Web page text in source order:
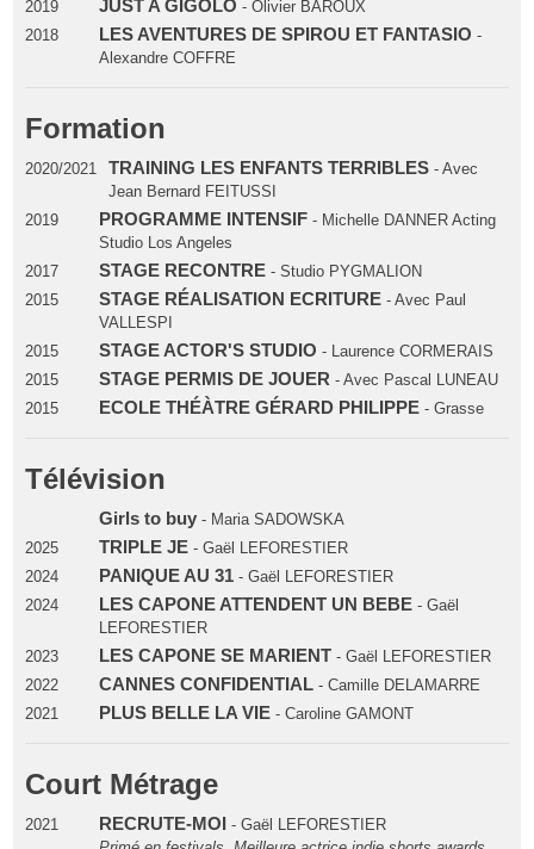
2019
JUST A GIGOLO - Olivier BAROUX
2018
LES AVENTURES DE SPIROU ET FANTASIO -
Alexandre COFFRE
Formation
2020/2021 TRAINING LES ENFANTS TERRIBLES - Avec
Jean Bernard FEITUSSI
2019
PROGRAMME INTENSIF- Michelle DANNER Acting
Studio Los Angeles
2017
STAGE RECONTRE- Studio PYGMALION
2015
STAGE RÉALISATION ECRITURE- Avec Paul
VALLESPI
2015
STAGE ACTOR'S STUDIO - Laurence CORMERAIS
2015
STAGE PERMIS DE JOUER - Avec Pascal LUNEAU
2015
ECOLE THÉÀTRE GÉRARD PHILIPPE- Grasse
Télévision
Girls to buy- Maria SADOWSKA
2025
TRIPLE JE- Gaël LEFORESTIER
2024
PANIQUE AU 31- Gaël LEFORESTIER
2024
LES CAPONE ATTENDENT UN BEBE- Gaël
LEFORESTIER
2023
LES CAPONE SE MARIENT- Gaël LEFORESTIER
2022
CANNES CONFIDENTIAL- Camille DELAMARRE
2021
PLUS BELLE LA VIE- Caroline GAMONT
Court Métrage
2021 RECRUTE-MOI - Gaël LEFORESTIER